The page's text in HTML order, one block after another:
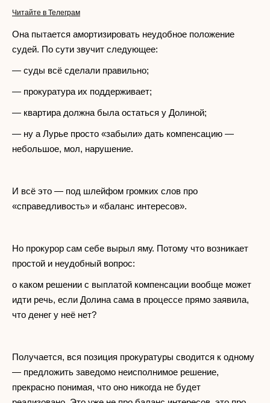
Читайте в Телеграм
Она пытается амортизировать неудобное положение
судей. По сути звучит следующее:
— суды всё сделали правильно;
— прокуратура их поддерживает;
— квартира должна была остаться у Долиной;
— ну а Лурье просто «забыли» дать компенсацию —
небольшое, мол, нарушение.
И всё это — под шлейфом громких слов про
«справедливость» и «баланс интересов».
Но прокурор сам себе вырыл яму. Потому что возникает
простой и неудобный вопрос:
о каком решении с выплатой компенсации вообще может
идти речь, если Долина сама в процессе прямо заявила,
что денег у неё нет?
Получается, вся позиция прокуратуры сводится к одному
— предложить заведомо неисполнимое решение,
прекрасно понимая, что оно никогда не будет